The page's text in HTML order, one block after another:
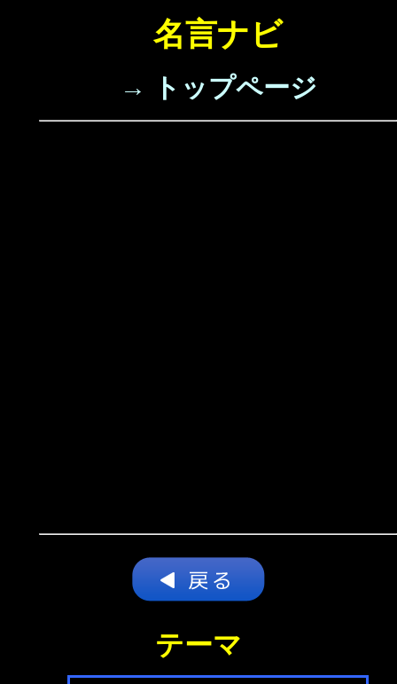
名言ナビ
→ トップページ
テーマ